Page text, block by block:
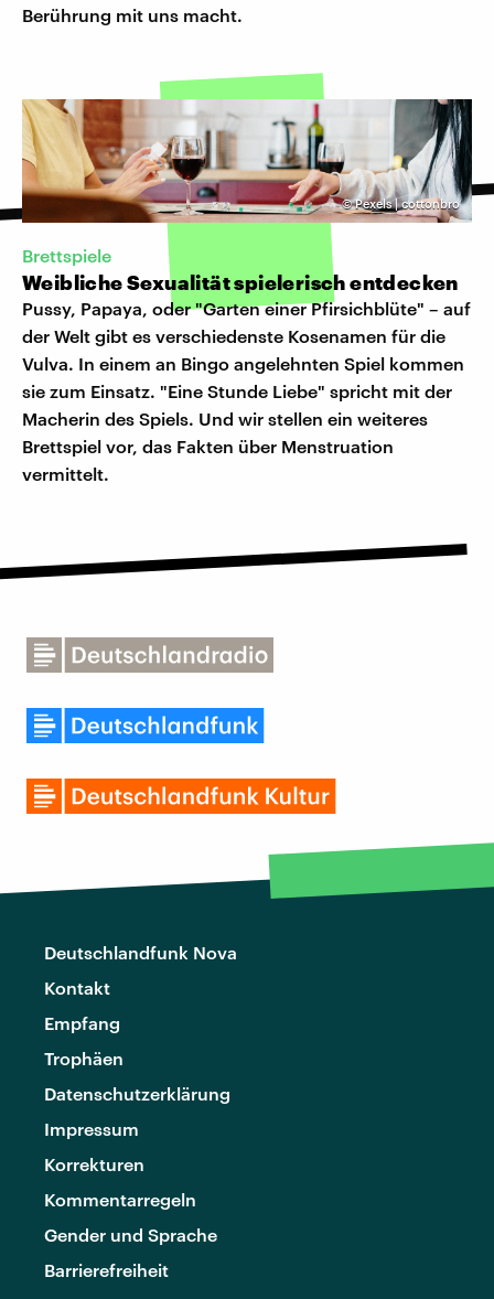
Berührung mit uns macht.
©Pexels | cottonbro
Brettspiele
Weibliche Sexualität spielerisch entdecken
Pussy, Papaya, oder "Garten einer Pfirsichblüte" – auf
der Welt gibt es verschiedenste Kosenamen für die
Vulva. In einem an Bingo angelehnten Spiel kommen
sie zum Einsatz. "Eine Stunde Liebe" spricht mit der
Macherin des Spiels. Und wir stellen ein weiteres
Brettspiel vor, das Fakten über Menstruation
vermittelt.
Deutschlandfunk Nova
Kontakt
Empfang
Trophäen
Datenschutzerklärung
Impressum
Korrekturen
Kommentarregeln
Gender und Sprache
Barrierefreiheit